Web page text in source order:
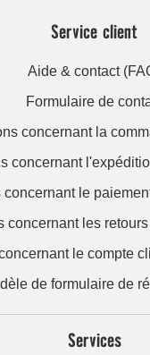
Service client
Aide & contact
Formulaire de
concernant la
concernant
concernant le
concernant les
le compte
de formulaire de
Services